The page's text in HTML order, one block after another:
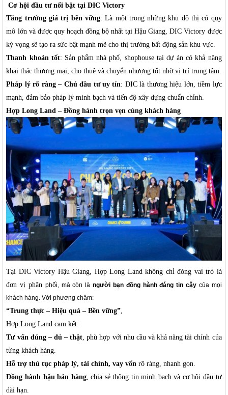
Cơ hội đầu tư nổi bật tại DIC Victory
Tăng trưởng giá trị bền vững: Là một trong những khu đô thị có quy
mô lớn và được quy hoạch đồng bộ nhất tại Hậu Giang, DIC Victory được
kỳ vọng sẽ tạo ra sức bật mạnh mẽ cho thị trường bất động sản khu vực.
Thanh khoản tốt: Sản phẩm nhà phố, shophouse tại dự án có khả năng
khai thác thương mại, cho thuê và chuyển nhượng tốt nhờ vị trí trung tâm.
Pháp lý rõ ràng – Chủ đầu tư uy tín: DIC là thương hiệu lớn, tiềm lực
mạnh, đảm bảo pháp lý minh bạch và tiến độ xây dựng chuẩn chỉnh.
Hợp Long Land – Đồng hành trọn vẹn cùng khách hàng
Tại DIC Victory Hậu Giang, Hợp Long Land không chỉ đóng vai trò là
đơn vị phân phối, mà còn làngười bạn đồng hành đáng tin cậycủa mọi
khách hàng. Với phương châm:
“Trung thực – Hiệu quả – Bền vững”
Hợp Long Land cam kết:
Tư vấn đúng – đủ – thật , phù hợp với nhu cầu và khả năng tài chính của
từng khách hàng.
Hỗ trợ thủ tục pháp lý, tài chính, vay vốn rõ ràng, nhanh gọn.
Đồng hành hậu bán hàng, chia sẻ thông tin minh bạch và cơ hội đầu tư
dài hạn.